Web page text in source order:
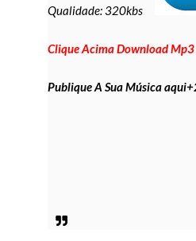
Qualidade: 320kbs
Clique Acima Download Mp3
Publique A Sua Música